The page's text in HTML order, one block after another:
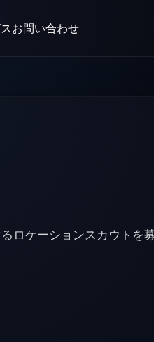
お問い合わせ
ケーションスカウトを募